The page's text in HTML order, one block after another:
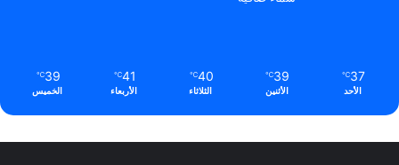
37
℃
الأحد
39
℃
الأثنين
40
℃
الثلاثاء
41
℃
الأربعاء
39
℃
الخميس